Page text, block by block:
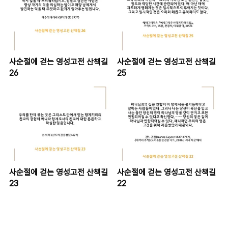
사순절에 걷는 영성고전 산책길
26
사순절에 걷는 영성고전 산책길
25
사순절에 걷는 영성고전 산책길
23
사순절에 걷는 영성고전 산책길
22